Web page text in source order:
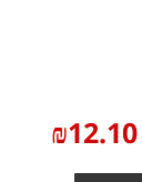
₪12.10